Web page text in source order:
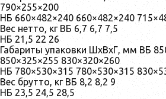
790×255×200
НБ 660×482×240 660×482×240
Вес нетто, кг ВБ 6,7 6,7 7,5
НБ 21,5 22 26
Габариты упаковки ШхВхГ, мм ВБ
850×325×255 830×320×260
НБ 780×530×315 780×530×315
Вес брутто, кг ВБ 8,2 8,2 9
НБ 23,5 24,5 28,5